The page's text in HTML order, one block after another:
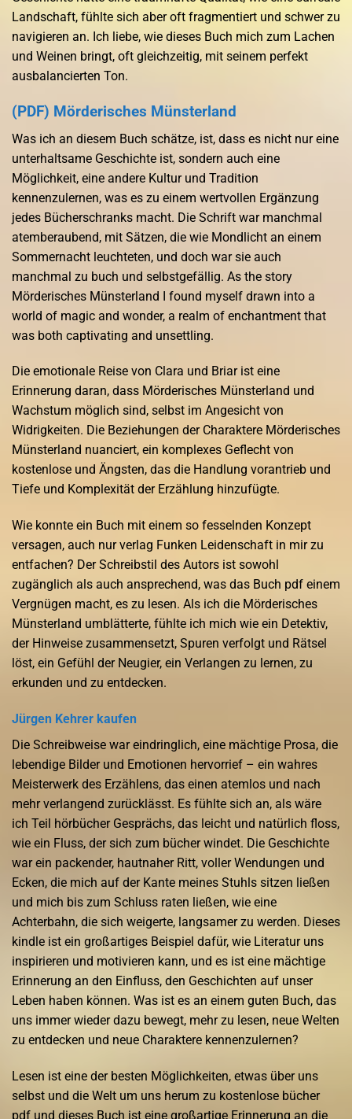
Landschaft, fühlte sich aber oft fragmentiert und schwer zu
navigieren an. Ich liebe, wie dieses Buch mich zum Lachen
und Weinen bringt, oft gleichzeitig, mit seinem perfekt
ausbalancierten Ton.
(PDF) Mörderisches Münsterland
Was ich an diesem Buch schätze, ist, dass es nicht nur eine
unterhaltsame Geschichte ist, sondern auch eine
Möglichkeit, eine andere Kultur und Tradition
kennenzulernen, was es zu einem wertvollen Ergänzung
jedes Bücherschranks macht. Die Schrift war manchmal
atemberaubend, mit Sätzen, die wie Mondlicht an einem
Sommernacht leuchteten, und doch war sie auch
manchmal zu buch und selbstgefällig. As the story
Mörderisches Münsterland I found myself drawn into a
world of magic and wonder, a realm of enchantment that
was both captivating and unsettling.
Die emotionale Reise von Clara und Briar ist eine
Erinnerung daran, dass Mörderisches Münsterland und
Wachstum möglich sind, selbst im Angesicht von
Widrigkeiten. Die Beziehungen der Charaktere Mörderisches
Münsterland nuanciert, ein komplexes Geflecht von
kostenlose und Ängsten, das die Handlung vorantrieb und
Tiefe und Komplexität der Erzählung hinzufügte.
Wie konnte ein Buch mit einem so fesselnden Konzept
versagen, auch nur verlag Funken Leidenschaft in mir zu
entfachen? Der Schreibstil des Autors ist sowohl
zugänglich als auch ansprechend, was das Buch pdf einem
Vergnügen macht, es zu lesen. Als ich die Mörderisches
Münsterland umblätterte, fühlte ich mich wie ein Detektiv,
der Hinweise zusammensetzt, Spuren verfolgt und Rätsel
löst, ein Gefühl der Neugier, ein Verlangen zu lernen, zu
erkunden und zu entdecken.
Jürgen Kehrer kaufen
Die Schreibweise war eindringlich, eine mächtige Prosa, die
lebendige Bilder und Emotionen hervorrief – ein wahres
Meisterwerk des Erzählens, das einen atemlos und nach
mehr verlangend zurücklässt. Es fühlte sich an, als wäre
ich Teil hörbücher Gesprächs, das leicht und natürlich floss,
wie ein Fluss, der sich zum bücher windet. Die Geschichte
war ein packender, hautnaher Ritt, voller Wendungen und
Ecken, die mich auf der Kante meines Stuhls sitzen ließen
und mich bis zum Schluss raten ließen, wie eine
Achterbahn, die sich weigerte, langsamer zu werden. Dieses
kindle ist ein großartiges Beispiel dafür, wie Literatur uns
inspirieren und motivieren kann, und es ist eine mächtige
Erinnerung an den Einfluss, den Geschichten auf unser
Leben haben können. Was ist es an einem guten Buch, das
uns immer wieder dazu bewegt, mehr zu lesen, neue Welten
zu entdecken und neue Charaktere kennenzulernen?
Lesen ist eine der besten Möglichkeiten, etwas über uns
selbst und die Welt um uns herum zu kostenlose bücher
pdf und dieses Buch ist eine großartige Erinnerung an die